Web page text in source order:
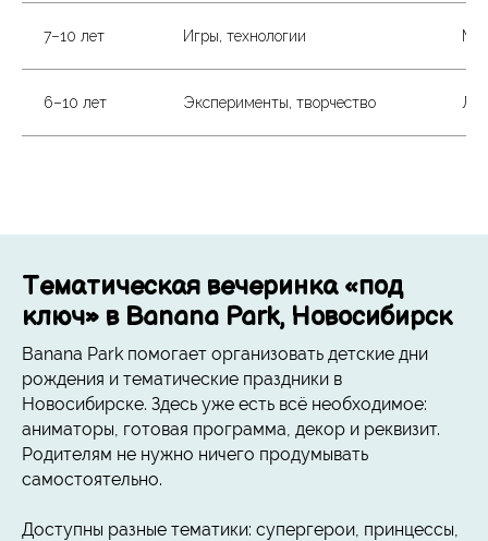
7–10 лет Игры, технологии
6–10 лет Эксперименты, творчество
Тематическая вечеринка «под
ключ» в Banana Park, Новосибирск
Banana Park помогает организовать детские дни
рождения и тематические праздники в
Новосибирске. Здесь уже есть всё необходимое:
аниматоры, готовая программа, декор и реквизит.
Родителям не нужно ничего продумывать
самостоятельно.
Доступны разные тематики: супергерои, принцессы,